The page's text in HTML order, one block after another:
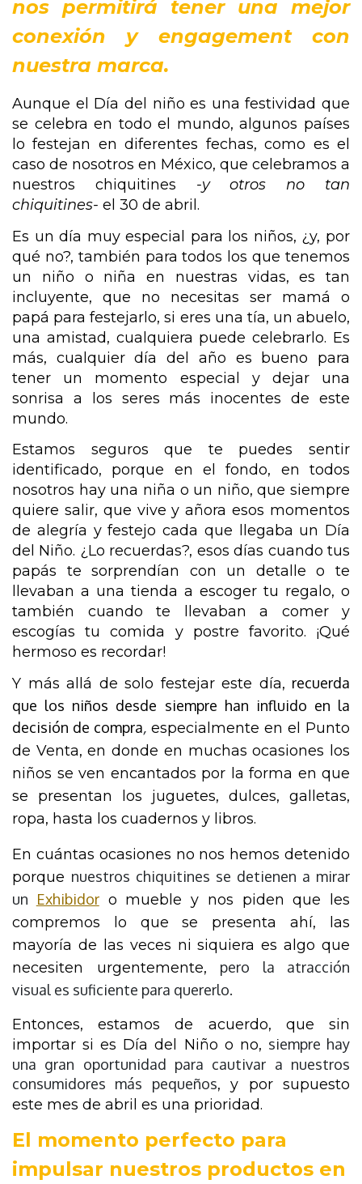
nos permitirá tener una mejor
conexión y engagement con
nuestra marca.
Aunque el Día del niño es una festividad que
se celebra en todo el mundo, algunos países
lo festejan en diferentes fechas, como es el
caso de nosotros en México, que celebramos a
nuestros chiquitines -y otros no tan
chiquitines- el 30 de abril.
Es un día muy especial para los niños, ¿y, por
qué no?, también para todos los que tenemos
un niño o niña en nuestras vidas, es tan
incluyente, que no necesitas ser mamá o
papá para festejarlo, si eres una tía, un abuelo,
una amistad, cualquiera puede celebrarlo. Es
más, cualquier día del año es bueno para
tener un momento especial y dejar una
sonrisa a los seres más inocentes de este
mundo.
Estamos seguros que te puedes sentir
identificado, porque en el fondo, en todos
nosotros hay una niña o un niño, que siempre
quiere salir, que vive y añora esos momentos
de alegría y festejo cada que llegaba un Día
del Niño. ¿Lo recuerdas?, esos días cuando tus
papás te sorprendían con un detalle o te
llevaban a una tienda a escoger tu regalo, o
también cuando te llevaban a comer y
escogías tu comida y postre favorito. ¡Qué
hermoso es recordar!
Y más allá de solo festejar este día, recuerda
que los niños desde siempre han influido en la
decisión de compra, especialmente en el Punto
de Venta, en donde en muchas ocasiones los
niños se ven encantados por la forma en que
se presentan los juguetes, dulces, galletas,
ropa, hasta los cuadernos y libros.
En cuántas ocasiones no nos hemos detenido
porque nuestros chiquitines se detienen a mirar
un Exhibidor o mueble y nos piden que les
compremos lo que se presenta ahí, las
mayoría de las veces ni siquiera es algo que
necesiten urgentemente, pero la atracción
visual es suficiente para quererlo.
Entonces, estamos de acuerdo, que sin
importar si es Día del Niño o no, siempre hay
una gran oportunidad para cautivar a nuestros
consumidores más pequeños, y por supuesto
este mes de abril es una prioridad.
El momento perfecto para
impulsar nuestros productos en